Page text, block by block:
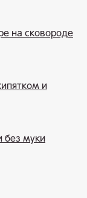
на сковороде
и
без муки